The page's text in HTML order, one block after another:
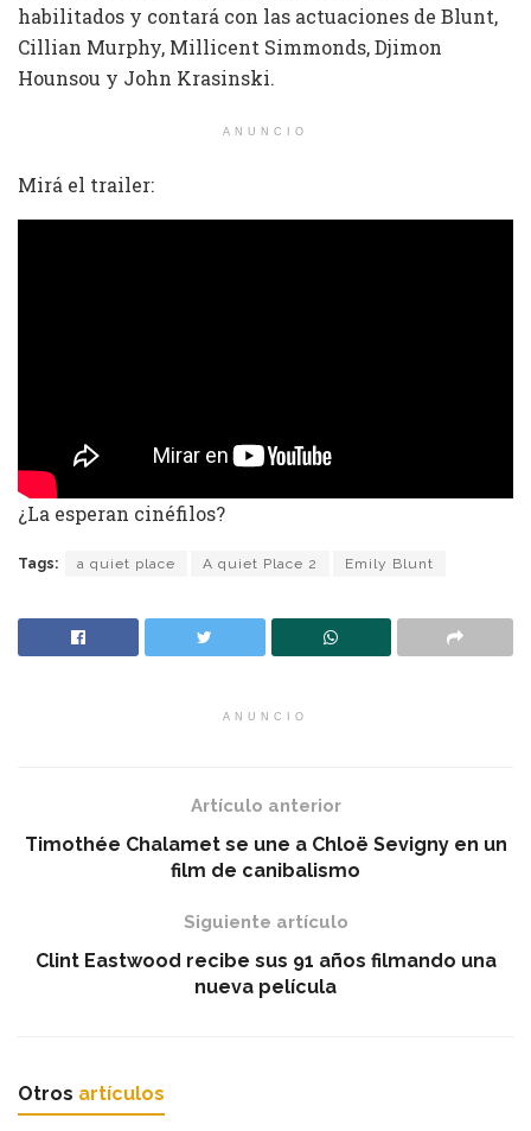
habilitados y contará con las actuaciones de Blunt,
Cillian Murphy, Millicent Simmonds, Djimon
Hounsou y John Krasinski.
ANUNCIO
Mirá el trailer:
¿La esperan cinéfilos?
Tags: a quiet place A quiet Place 2 Emily Blunt
ANUNCIO
Artículo anterior
Timothée Chalamet se une a Chloë Sevigny en un
film de canibalismo
Siguiente artículo
Clint Eastwood recibe sus 91 años filmando una
nueva película
Otros artículos